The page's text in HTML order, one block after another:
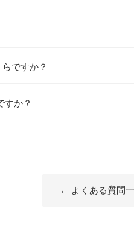
ですか？
すか？
← よくある質問